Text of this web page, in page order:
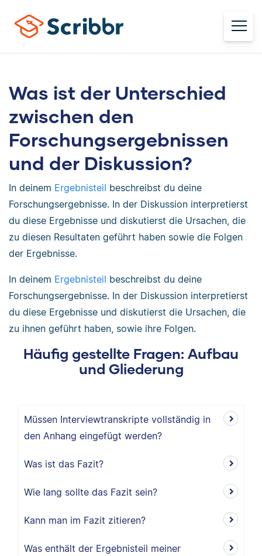
Was ist der Unterschied
zwischen den
Forschungsergebnissen
und der Diskussion?
In deinem Ergebnisteil beschreibst du deine
Forschungsergebnisse. In der Diskussion interpretierst
du diese Ergebnisse und diskutierst die Ursachen, die
zu diesen Resultaten geführt haben sowie die Folgen
der Ergebnisse.
In deinem Ergebnisteil beschreibst du deine
Forschungsergebnisse. In der Diskussion interpretierst
du diese Ergebnisse und diskutierst die Ursachen, die
zu ihnen geführt haben, sowie ihre Folgen.
Häufig gestellte Fragen: Aufbau
und Gliederung
Müssen Interviewtranskripte vollständig in
den Anhang eingefügt werden?
Was ist das Fazit?
Wie lang sollte das Fazit sein?
Kann man im Fazit zitieren?
Was enthält der Ergebnisteil meiner